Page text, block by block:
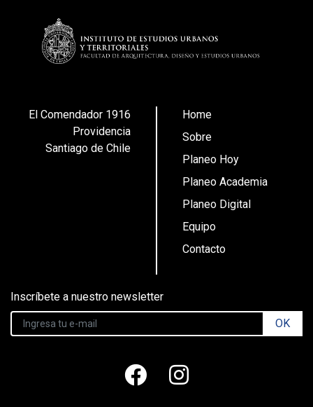
El Comendador 1916
Providencia
Santiago de Chile
Home
Sobre
Planeo Hoy
Planeo Academia
Planeo Digital
Equipo
Contacto
Inscríbete a nuestro newsletter
OK